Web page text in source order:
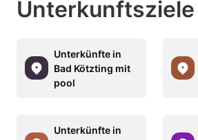
Unterkunftsziele
Unterkünfte in
Bad Kötzting mit
pool
Unterkünfte in